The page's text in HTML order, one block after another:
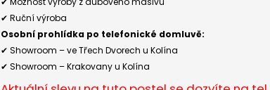
✔ Ruční výroba
Osobní prohlídka po telefonické domluvě:
✔ Showroom –veTřech Dvorech u Kolína
✔ Showroom – Krakovany u Kolína
POSTEL SARDINIE - DUB